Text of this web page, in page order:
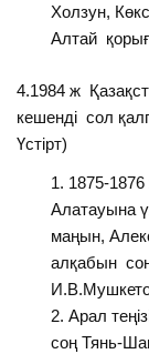
Холзун,
Алтай
4.1984 ж
кешенді сол
Үстірт)
1875-
Алатауына
маңын,
алқабын
Арал
соң Тянь-